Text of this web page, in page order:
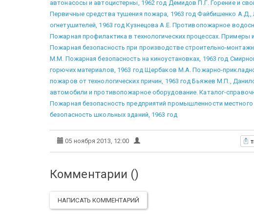
автонасосы и автоцистерны, 1962 год Демидов П.Г. Горение и
Первичные средства тушения пожара, 1963 год Файбишенко А.Д.,
огнетушителей, 1963 год Кузнецова А.Е. Противопожарное
Пожарная профилактика в технологических процессах. Примеры
Пожарная безопасность при производстве строительно-
М.М. Пожарная безопасность на киноустановках, 1963 год
горючих материалов, 1963 год Щербаков М.А. Пожарно-
пожаров от технологических причин, 1963 год Бьяжев М.П.,
автомобили и противопожарное оборудование. Каталог-
Пожарная безопасность предприятий промышленности местного
безопасность школьных зданий, 1963 год
05 ноября 2013, 12:00
Комментарии ()
НАПИСАТЬ КОММЕНТАРИЙ